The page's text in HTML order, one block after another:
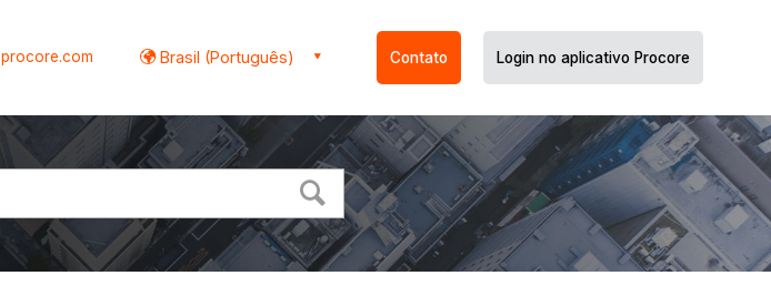
procore.com Brasil (Português) Contato Login no aplicativo Procore